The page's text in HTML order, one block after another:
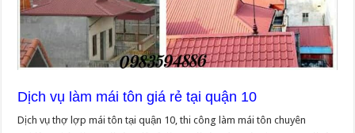
Dịch vụ làm mái tôn giá rẻ tại quận 10
Dịch vụ thợ lợp mái tôn tại quận 10, thi công làm mái tôn chuyên